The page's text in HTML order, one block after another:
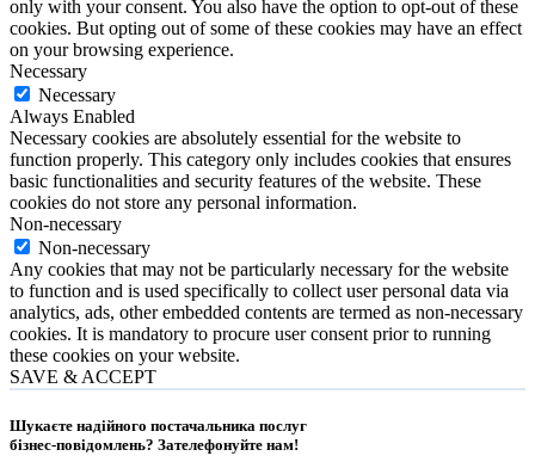
only with your consent. You also have the option to opt-out of these
cookies. But opting out of some of these cookies may have an effect
on your browsing experience.
Necessary
Necessary
Always Enabled
Necessary cookies are absolutely essential for the website to
function properly. This category only includes cookies that ensures
basic functionalities and security features of the website. These
cookies do not store any personal information.
Non-necessary
Non-necessary
Any cookies that may not be particularly necessary for the website
to function and is used specifically to collect user personal data via
analytics, ads, other embedded contents are termed as non-necessary
cookies. It is mandatory to procure user consent prior to running
these cookies on your website.
SAVE & ACCEPT
Шукаєте надійного постачальника послуг
бізнес-повідомлень? Зателефонуйте нам!